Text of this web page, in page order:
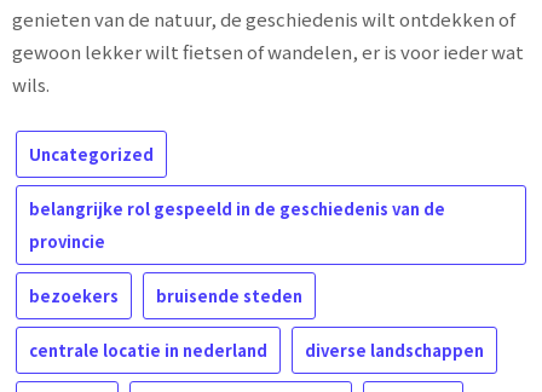
genieten van de natuur, de geschiedenis wilt ontdekken of
gewoon lekker wilt fietsen of wandelen, er is voor ieder wat
wils.
Uncategorized
belangrijke rol gespeeld in de geschiedenis van de
provincie
bezoekers bruisende steden
centrale locatie in nederland diverse landschappen